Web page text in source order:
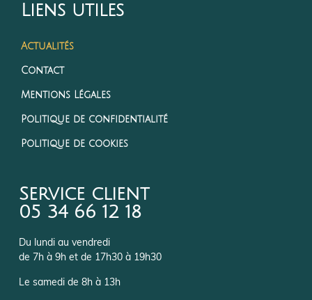
Liens utiles
Actualités
Contact
Mentions Légales
Politique de confidentialité
Politique de cookies
Service client
05 34 66 12 18
Du lundi au vendredi
de 7h à 9h et de 17h30 à 19h30
Le samedi de 8h à 13h